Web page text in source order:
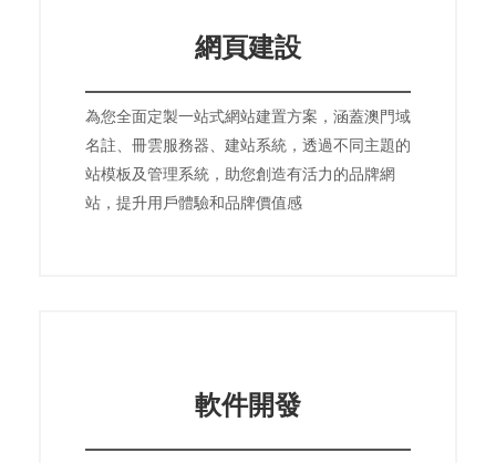
網頁建設
為您全面定製一站式網站建置方案，涵蓋澳門域
名註、冊雲服務器、建站系統，透過不同主題的
站模板及管理系統，助您創造有活力的品牌網
站，提升用戶體驗和品牌價值感
軟件開發